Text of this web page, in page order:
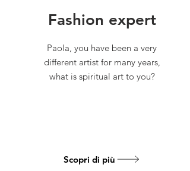
Fashion expert
Paola, you have been a very
different artist for many years,
what is spiritual art to you?
Scopri di più